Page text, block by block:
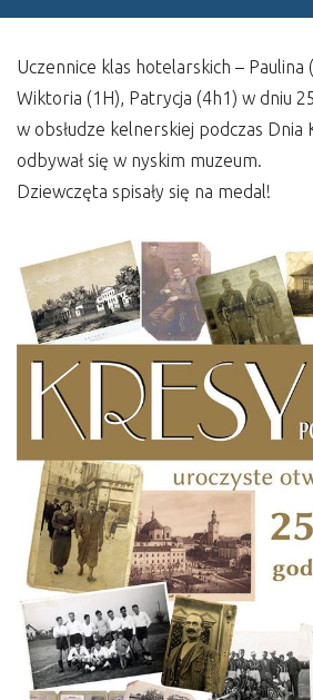
Uczennice klas hotelarskich – Paulina
Wiktoria (1H), Patrycja (4h1) w dniu
w obsłudze kelnerskiej podczas Dnia
odbywał się w nyskim muzeum.
Dziewczęta spisały się na medal!